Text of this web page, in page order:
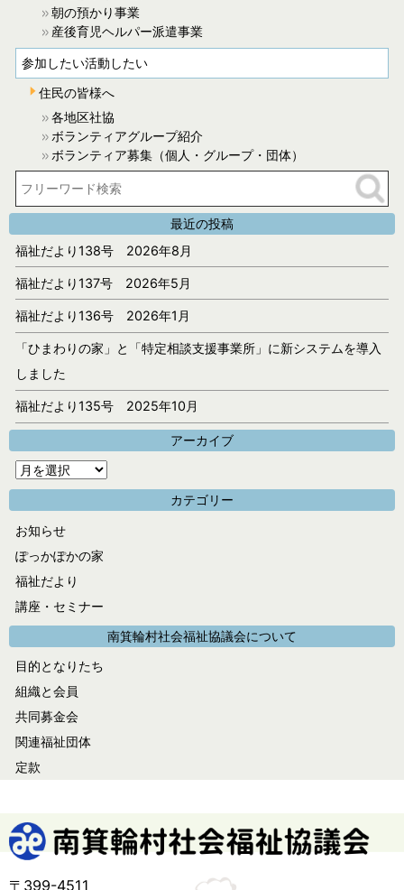
朝の預かり事業
産後育児ヘルパー派遣事業
参加したい活動したい
住民の皆様へ
各地区社協
ボランティアグループ紹介
ボランティア募集（個人・グループ・団体）
最近の投稿
福祉だより138号 2026年8月
福祉だより137号 2026年5月
福祉だより136号 2026年1月
「ひまわりの家」と「特定相談支援事業所」に新システムを導入
しました
福祉だより135号 2025年10月
アーカイブ
ア
ー
カテゴリー
お知らせ
ぽっかぽかの家
福祉だより
講座・セミナー
南箕輪村社会福祉協議会について
目的となりたち
組織と会員
共同募金会
関連福祉団体
定款
〒399-4511